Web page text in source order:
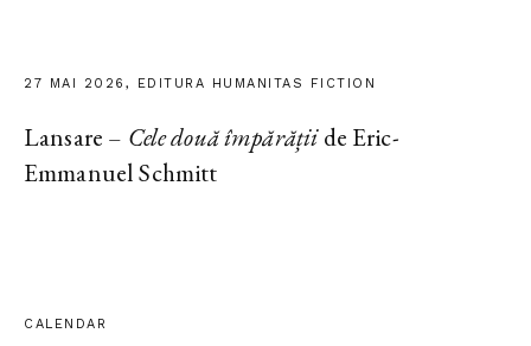
27 MAI 2026, EDITURA HUMANITAS FICTION
Lansare – Cele două împărățiide Eric-
Emmanuel Schmitt
CALENDAR